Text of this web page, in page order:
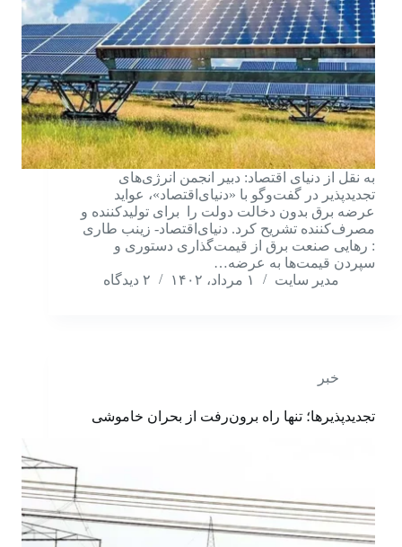
به نقل از دنیای اقتصاد: دبیر انجمن انرژی‌های
تجدیدپذیر در گفت‌وگو با «دنیای‌اقتصاد»، عواید
عرضه برق بدون دخالت دولت را برای تولیدکننده و
مصرف‌کننده تشریح کرد. دنیای‌اقتصاد- زینب طاری
: رهایی صنعت برق از قیمت‌گذاری دستوری و
سپردن قیمت‌ها به عرضه…
مدیر سایت
۱ مرداد، ۱۴۰۲ ۲ دیدگاه
خبر
تجدیدپذیرها؛ تنها راه برون‌رفت از بحران خاموشی